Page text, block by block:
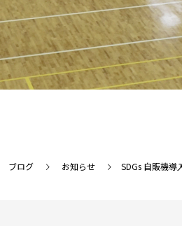
ブログ お知らせ SDGs 自販機導